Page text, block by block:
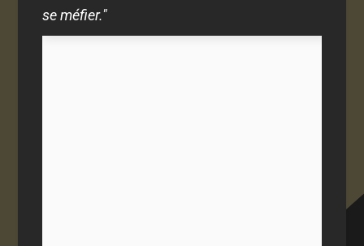
se méfier."